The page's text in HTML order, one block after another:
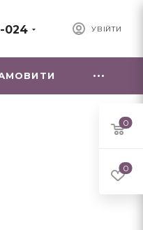
УВІЙТИ
024
0
0